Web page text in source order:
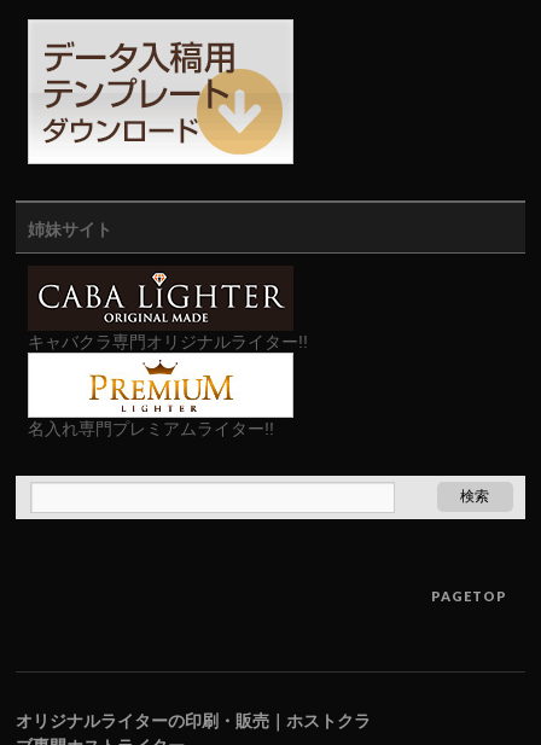
姉妹サイト
キャバクラ専門オリジナルライター!!
名入れ専門プレミアムライター!!
PAGETOP
オリジナルライターの印刷・販売｜ホストクラ